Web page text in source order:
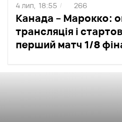
Канада – Марокко:
трансляція і
перший матч 1/8
4 лип, 18:55 / 266